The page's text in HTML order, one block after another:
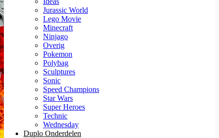
Jurassic World
Lego Movie
Minecraft
Ninjago
Overig
Pokemon
Polybag
Sculptures
Sonic
Speed Champions
Star Wars
Super Heroes
Technic
Wednesday
Duplo Onderdelen